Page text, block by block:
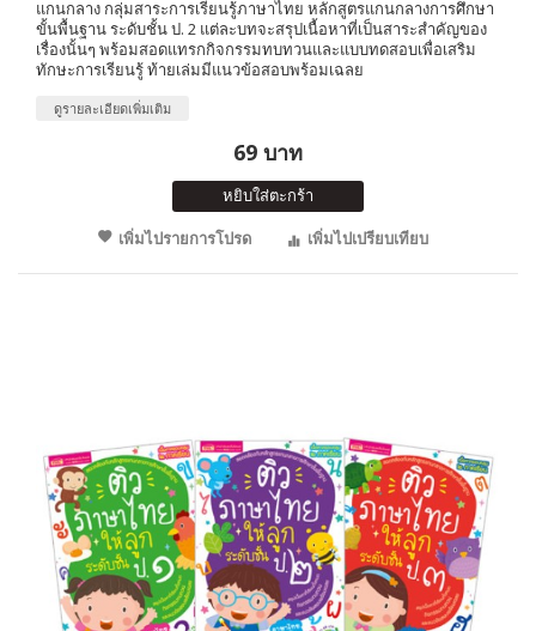
แกนกลาง กลุ่มสาระการเรียนรู้ภาษาไทย หลักสูตรแกนกลางการศึกษา
ขั้นพื้นฐาน ระดับชั้น ป. 2 แต่ละบทจะสรุปเนื้อหาที่เป็นสาระสำคัญของ
เรื่องนั้นๆ พร้อมสอดแทรกกิจกรรมทบทวนและแบบทดสอบเพื่อเสริม
ทักษะการเรียนรู้ ท้ายเล่มมีแนวข้อสอบพร้อมเฉลย
ดูรายละเอียดเพิ่มเติม
69 บาท
หยิบใส่ตะกร้า
เพิ่มไปรายการโปรด
เพิ่มไปเปรียบเทียบ